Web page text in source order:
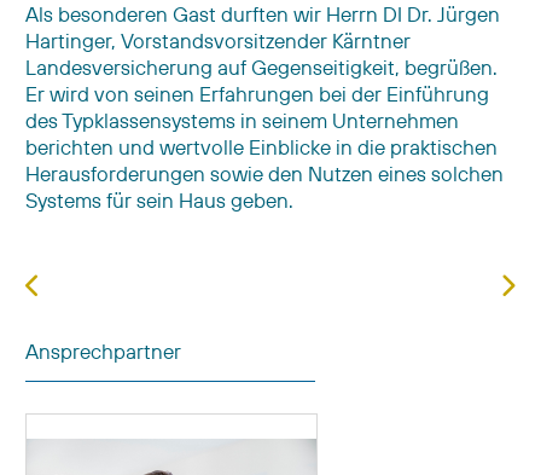
Als besonderen Gast durften wir Herrn DI Dr. Jürgen
Hartinger, Vorstandsvorsitzender Kärntner
Landesversicherung auf Gegenseitigkeit, begrüßen.
Er wird von seinen Erfahrungen bei der Einführung
des Typklassensystems in seinem Unternehmen
berichten und wertvolle Einblicke in die praktischen
Herausforderungen sowie den Nutzen eines solchen
Systems für sein Haus geben.
Vorheriger Beitrag: Brennpunkt
Ansprechpartner